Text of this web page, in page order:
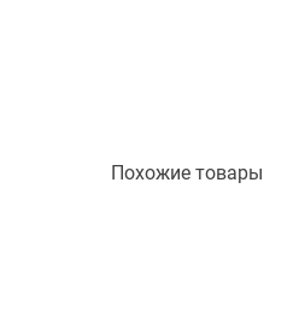
Похожие товары